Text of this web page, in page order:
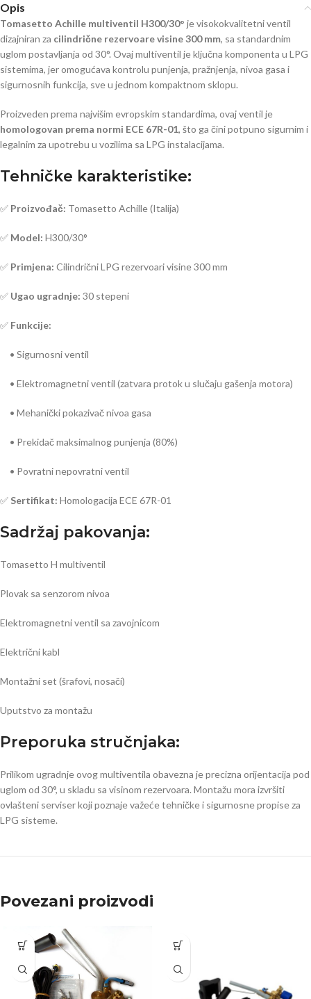
Opis
Tomasetto Achille multiventil H300/30° je visokokvalitetni ventil
dizajniran za cilindrične rezervoare visine 300 mm, sa standardnim
uglom postavljanja od 30°. Ovaj multiventil je ključna komponenta u LPG
sistemima, jer omogućava kontrolu punjenja, pražnjenja, nivoa gasa i
sigurnosnih funkcija, sve u jednom kompaktnom sklopu.
Proizveden prema najvišim evropskim standardima, ovaj ventil je
homologovan prema normi ECE 67R-01, što ga čini potpuno sigurnim i
legalnim za upotrebu u vozilima sa LPG instalacijama.
Tehničke karakteristike:
✅ Proizvođač: Tomasetto Achille (Italija)
✅ Model: H300/30°
✅ Primjena: Cilindrični LPG rezervoari visine 300 mm
✅ Ugao ugradnje: 30 stepeni
✅ Funkcije:
• Sigurnosni ventil
• Elektromagnetni ventil (zatvara protok u slučaju gašenja motora)
• Mehanički pokazivač nivoa gasa
• Prekidač maksimalnog punjenja (80%)
• Povratni nepovratni ventil
✅ Sertifikat: Homologacija ECE 67R-01
Sadržaj pakovanja:
Tomasetto H multiventil
Plovak sa senzorom nivoa
Elektromagnetni ventil sa zavojnicom
Električni kabl
Montažni set (šrafovi, nosači)
Uputstvo za montažu
Preporuka stručnjaka:
Prilikom ugradnje ovog multiventila obavezna je precizna orijentacija pod
uglom od 30°, u skladu sa visinom rezervoara. Montažu mora izvršiti
ovlašteni serviser koji poznaje važeće tehničke i sigurnosne propise za
LPG sisteme.
Povezani proizvodi